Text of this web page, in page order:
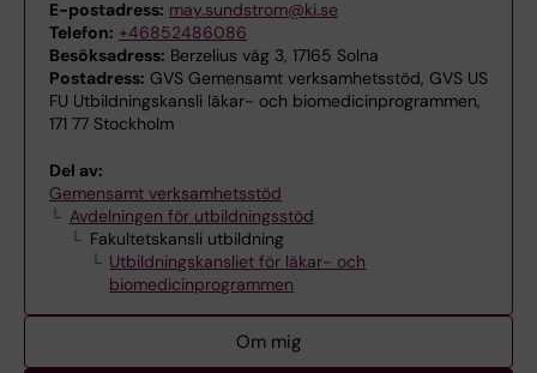
E-postadress: may.sundstrom@ki.se
Telefon: +46852486086
Besöksadress: Berzelius väg 3, 17165 Solna
Postadress: GVS Gemensamt verksamhetsstöd, GVS US
FU Utbildningskansli läkar- och biomedicinprogrammen,
171 77 Stockholm
Del av:
Gemensamt verksamhetsstöd
Avdelningen för utbildningsstöd
Fakultetskansli utbildning
Utbildningskansliet för läkar- och
biomedicinprogrammen
Om mig